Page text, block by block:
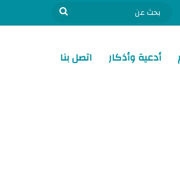
ملخص الموقع RSS
أدعية وأذكار اتصل بنا